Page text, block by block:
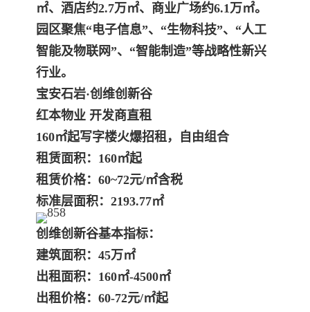
㎡、酒店约2.7万㎡、商业广场约6.1万㎡。
园区聚焦“电子信息”、“生物科技”、“人工
智能及物联网”、“智能制造”等战略性新兴
行业。
宝安石岩·创维创新谷
红本物业 开发商直租
160㎡起写字楼火爆招租，自由组合
租赁面积：160㎡起
租赁价格：60~72元/㎡含税
标准层面积：2193.77㎡
创维创新谷基本指标：
建筑面积：45万㎡
出租面积：160㎡-4500㎡
出租价格：60-72元/㎡起